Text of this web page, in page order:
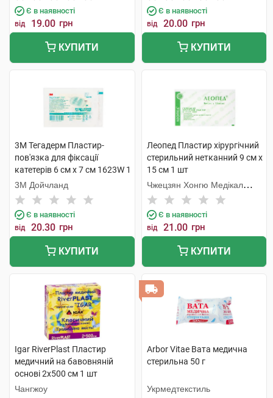
Є в наявності
від 19.00 грн
КУПИТИ
Є в наявності
від 20.00 грн
КУПИТИ
3M Тегадерм Пластир-
пов'язка для фіксації
катетерів 6 см х 7 см 1623W 1
шт
3М Дойчланд
Є в наявності
від 20.30 грн
КУПИТИ
Леопед Пластир хірургічний
стерильний нетканний 9 см х
15 см 1 шт
Чжецзян Хонгю Медікал
Коммодіті
Є в наявності
від 21.00 грн
КУПИТИ
Igar RiverPlast Пластир
медичний на бавовняній
основі 2х500 см 1 шт
Чангжоу
Arbor Vitae Вата медична
стерильна 50 г
Укрмедтекстиль